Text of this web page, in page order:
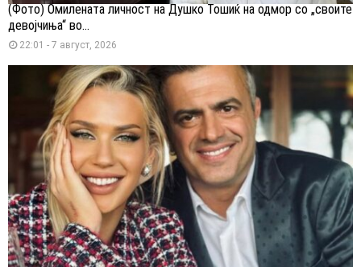
(Фото) Омилената личност на Душко Тошиќ на одмор со „своите
девојчиња“ во...
22:01 - 7 август, 2026